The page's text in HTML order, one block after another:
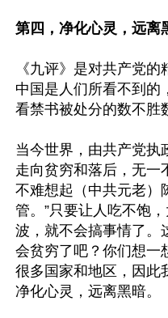
第四，净化心灵，远离
《九评》是对共产党
中国是人们所看不到的
看禁书被处分的数不胜
当今世界，由共产党执
走向贫穷和落后，无一
不难想起（中共元老）
管。”只要让人吃不饱
波，就不会搞事情了。
会贫穷了吧？你们想一
很多国家和地区，因此
净化心灵，远离黑暗。